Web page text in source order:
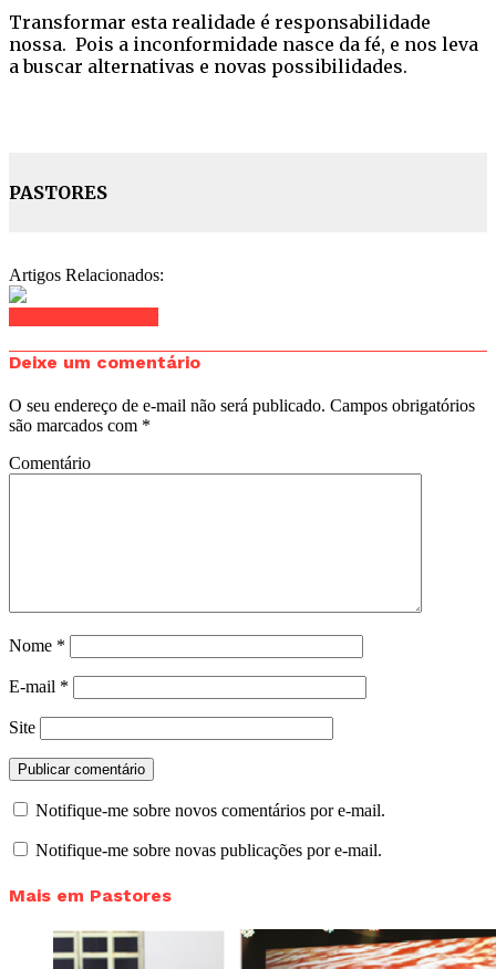
Transformar esta realidade é responsabilidade
nossa. Pois a inconformidade nasce da fé, e nos leva
a buscar alternativas e novas possibilidades.
PASTORES
Artigos Relacionados:
Deixe um comentário
O seu endereço de e-mail não será publicado. Campos obrigatórios
são marcados com *
Comentário
Nome *
E-mail *
Site
Notifique-me sobre novos comentários por e-mail.
Notifique-me sobre novas publicações por e-mail.
Mais em Pastores